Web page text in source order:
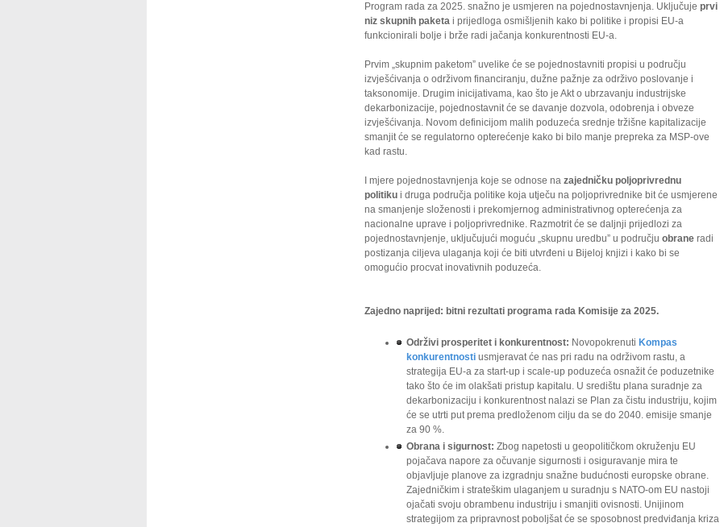
Program rada za 2025. snažno je usmjeren na pojednostavnjenja. Uključuje prvi
niz skupnih paketa i prijedloga osmišljenih kako bi politike i propisi EU-a
funkcionirali bolje i brže radi jačanja konkurentnosti EU-a.
Prvim „skupnim paketom” uvelike će se pojednostavniti propisi u području
izvješćivanja o održivom financiranju, dužne pažnje za održivo poslovanje i
taksonomije. Drugim inicijativama, kao što je Akt o ubrzavanju industrijske
dekarbonizacije, pojednostavnit će se davanje dozvola, odobrenja i obveze
izvješćivanja. Novom definicijom malih poduzeća srednje tržišne kapitalizacije
smanjit će se regulatorno opterećenje kako bi bilo manje prepreka za MSP-ove
kad rastu.
I mjere pojednostavnjenja koje se odnose na zajedničku poljoprivrednu
politiku i druga područja politike koja utječu na poljoprivrednike bit će usmjerene
na smanjenje složenosti i prekomjernog administrativnog opterećenja za
nacionalne uprave i poljoprivrednike. Razmotrit će se daljnji prijedlozi za
pojednostavnjenje, uključujući moguću „skupnu uredbu” u području obrane radi
postizanja ciljeva ulaganja koji će biti utvrđeni u Bijeloj knjizi i kako bi se
omogućio procvat inovativnih poduzeća.
Zajedno naprijed: bitni rezultati programa rada Komisije za 2025.
Održivi prosperitet i konkurentnost: Novopokrenuti Kompas
konkurentnosti usmjeravat će nas pri radu na održivom rastu, a
strategija EU-a za start-up i scale-up poduzeća osnažit će poduzetnike
tako što će im olakšati pristup kapitalu. U središtu plana suradnje za
dekarbonizaciju i konkurentnost nalazi se Plan za čistu industriju, kojim
će se utrti put prema predloženom cilju da se do 2040. emisije smanje
za 90 %.
Obrana i sigurnost: Zbog napetosti u geopolitičkom okruženju EU
pojačava napore za očuvanje sigurnosti i osiguravanje mira te
objavljuje planove za izgradnju snažne budućnosti europske obrane.
Zajedničkim i strateškim ulaganjem u suradnju s NATO-om EU nastoji
ojačati svoju obrambenu industriju i smanjiti ovisnosti. Unijinom
strategijom za pripravnost poboljšat će se sposobnost predviđanja kriza